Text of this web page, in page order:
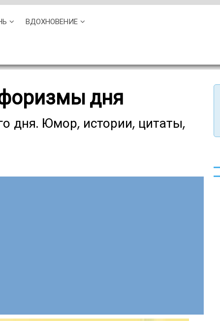
ВДОХНОВЕНИЕ
дня
дня. Юмор, истории, цитаты,